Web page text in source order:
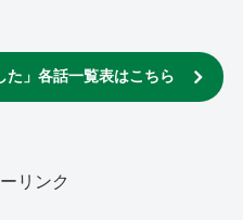
た」各話一覧表はこちら
リンク